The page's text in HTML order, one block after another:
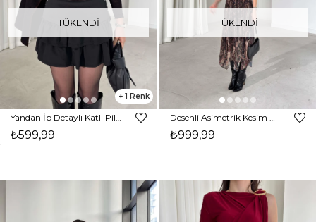
TÜKENDI
1
Yandan İp Detaylı Katlı Pileli Dewınt Siyah Kadın Mini Etek 26K389
₺599,99
TÜKENDI
Desenli Asimetrik Kesim Beli Lastikli Kınerda Kahve Kadın Şifon Etek 26K385
₺999,99